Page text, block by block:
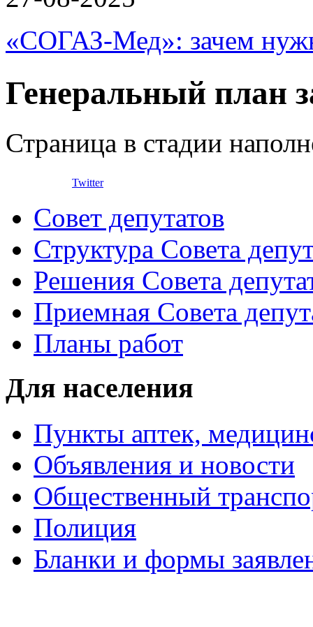
«СОГАЗ-Мед»: зачем
Генеральный план
Страница в стадии
Twitter
Совет депутатов
Структура Совета
Решения Совета
Приемная Совета
Планы работ
Для населения
Пункты аптек,
Объявления и новости
Общественный
Полиция
Бланки и формы